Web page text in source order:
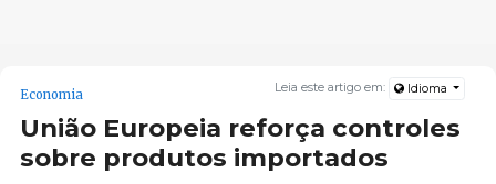
Leia este artigo em: Idioma
Economia
União Europeia reforça controles
sobre produtos importados